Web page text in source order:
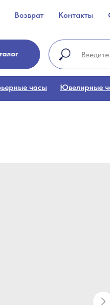
Возврат Контакты
часы Ювелирные